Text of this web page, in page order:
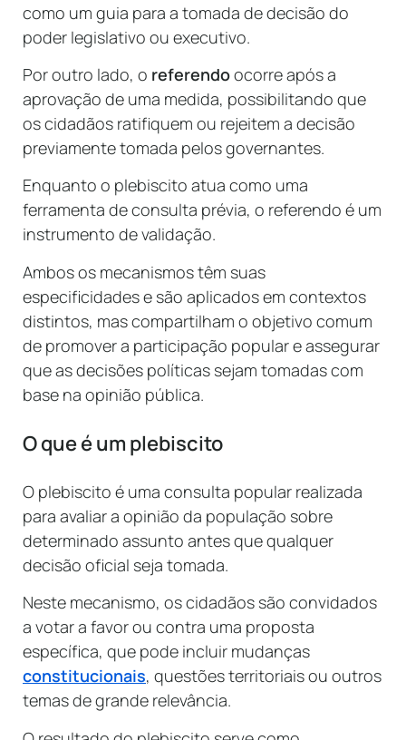
como um guia para a tomada de decisão do
poder legislativo ou executivo.
Por outro lado, o referendoocorre após a
aprovação de uma medida, possibilitando que
os cidadãos ratifiquem ou rejeitem a decisão
previamente tomada pelos governantes.
Enquanto o plebiscito atua como uma
ferramenta de consulta prévia, o referendo é um
instrumento de validação.
Ambos os mecanismos têm suas
especificidades e são aplicados em contextos
distintos, mas compartilham o objetivo comum
de promover a participação popular e assegurar
que as decisões políticas sejam tomadas com
base na opinião pública.
O que é um plebiscito
O plebiscito é uma consulta popular realizada
para avaliar a opinião da população sobre
determinado assunto antes que qualquer
decisão oficial seja tomada.
Neste mecanismo, os cidadãos são convidados
a votar a favor ou contra uma proposta
específica, que pode incluir mudanças
constitucionais, questões territoriais ou outros
temas de grande relevância.